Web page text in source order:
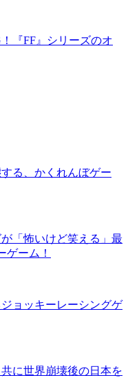
『FF』シリーズのオ
る、かくれんぼゲー
「怖いけど笑える」最
ゲーム！
ョッキーレーシングゲ
に世界崩壊後の日本を